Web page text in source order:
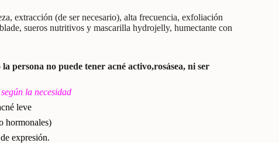
extracción (de ser necesario), alta frecuencia, exfoliación
sueros nutritivos y mascarilla hydrojelly, humectante con
persona no puede tener acné activo,rosásea, ni ser
la necesidad
leve
hormonales)
expresión.